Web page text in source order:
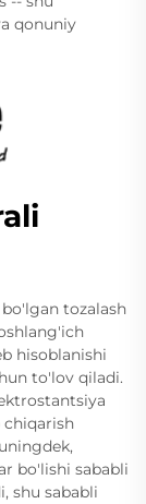
qonuniy
tozalash
hisoblanishi
to'lov qiladi.
bo'lishi sababli
shu sababli